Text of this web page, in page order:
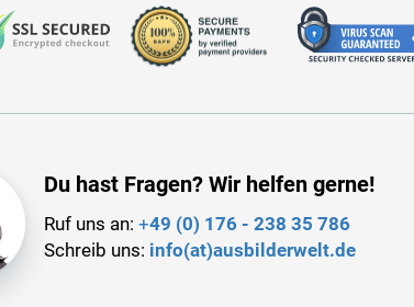
Du hast Fragen? Wir helfen gerne!
Ruf uns an: +49 (0) 176 - 238 35 786
Schreib uns: info(at)ausbilderwelt.de